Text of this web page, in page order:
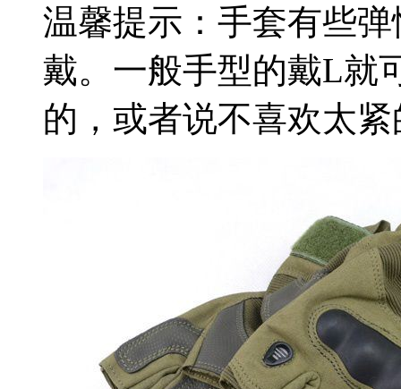
温馨提示：手套有些
戴。一般手型的戴L就
的，或者说不喜欢太